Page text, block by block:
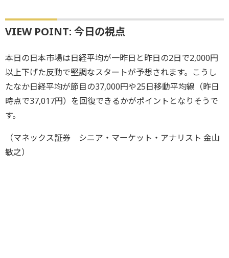
VIEW POINT: 今日の視点
本日の日本市場は日経平均が一昨日と昨日の2日で2,000円
以上下げた反動で堅調なスタートが予想されます。こうし
たなか日経平均が節目の37,000円や25日移動平均線（昨日
時点で37,017円）を回復できるかがポイントとなりそうで
す。
（マネックス証券 シニア・マーケット・アナリスト 金山
敏之）